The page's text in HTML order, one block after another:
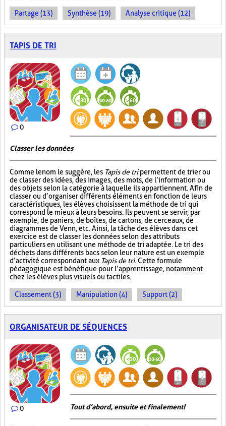
Partage (13) Synthèse (19) Analyse critique (12)
TAPIS DE TRI
0
Classer les données
Comme le nom le suggère, les Tapis de tripermettent de trier ou
de classer des idées, des images, des mots, de l’information ou
des objets selon la catégorie à laquelle ils appartiennent. Afin de
classer ou d’organiser différents éléments en fonction de leurs
caractéristiques, les élèves choisissent la méthode de tri qui
correspond le mieux à leurs besoins. Ils peuvent se servir, par
exemple, de paniers, de boîtes, de cartons, de cerceaux, de
diagrammes de Venn, etc. Ainsi, la tâche des élèves dans cet
exercice est de classer les données selon des attributs
particuliers en utilisant une méthode de tri adaptée. Le tri des
déchets dans différents bacs selon leur nature est un exemple
d’activité correspondant aux Tapis de tri. Cette formule
pédagogique est bénéfique pour l’apprentissage, notamment
chez les élèves plus visuels ou tactiles.
Classement (3) Manipulation (4) Support (2)
ORGANISATEUR DE SÉQUENCES
0 Tout d’abord, ensuite et finalement!